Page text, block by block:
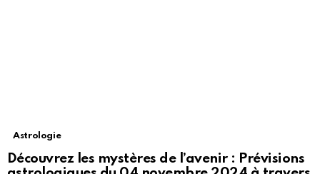
Astrologie
Découvrez les mystères de l’avenir : Prévisions